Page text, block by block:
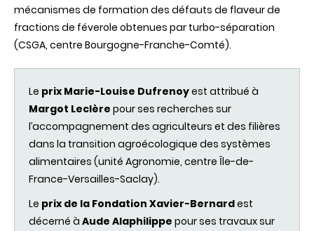
mécanismes de formation des défauts de flaveur de
fractions de féverole obtenues par turbo-séparation
(CSGA, centre Bourgogne-Franche-Comté).
Le prix Marie-Louise Dufrenoyest attribué à
Margot Leclère pour ses recherches sur
l’accompagnement des agriculteurs et des filières
dans la transition agroécologique des systèmes
alimentaires (unité Agronomie, centre Ȋle-de-
France-Versailles-Saclay).
Le prix de la Fondation Xavier-Bernardest
décerné à Aude Alaphilippe pour ses travaux sur